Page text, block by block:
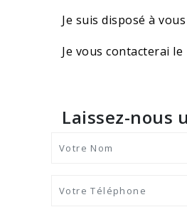
Je suis disposé à
Je vous contacterai
Laissez-nous